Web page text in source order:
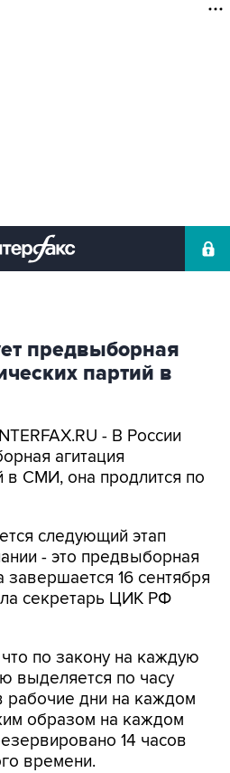
предвыборная
партий в
- В России
агитация
в СМИ, она продлится по
следующий этап
- это предвыборная
16 сентября
секретарь ЦИК РФ
по закону на каждую
выделяется по часу
рабочие дни на каждом
образом на каждом
14 часов
времени.